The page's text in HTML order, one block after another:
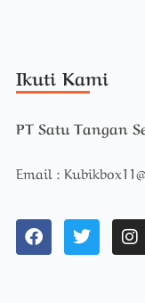
Ikuti Kami
PT Satu Tangan
Email :